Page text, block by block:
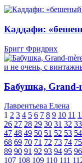
Каддафи:
Бригг Фридрих
Бабушка, Grand-
Лаврентьева Елена
1 2 3 4 5 6 7 8 9 10 11
26 27 28 29 30 31 32 33
47 48 49 50 51 52 53 54
68 69 70 71 72 73 74 75
89 90 91 92 93 94 95 96
107 108 109 110 111